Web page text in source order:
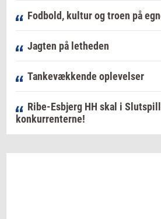
Fodbold, kultur og troen på
Jagten på letheden
Tankevækkende oplevelser
Ribe-Esbjerg HH skal i
konkurrenterne!